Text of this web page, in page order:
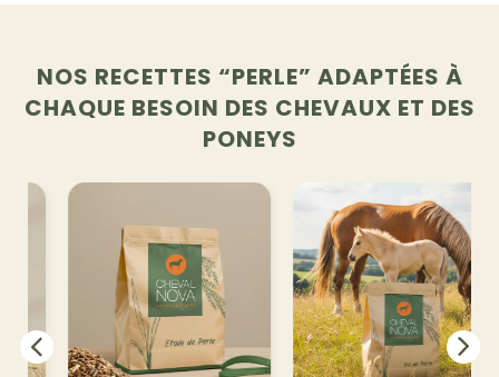
NOS RECETTES “PERLE” ADAPTÉES À
CHAQUE BESOIN DES CHEVAUX ET DES
PONEYS